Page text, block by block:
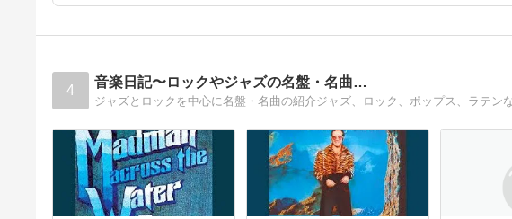
4 音楽日記〜ロックやジャズの名盤・名曲…
ジャズとロックを中心に名盤・名曲の紹介ジャズ、ロック、ポップス、ラテン